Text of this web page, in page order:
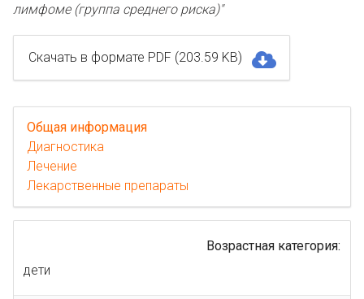
лимфоме (группа среднего риска)"
Скачать в формате PDF (203.59 KB)
Общая информация
Диагностика
Лечение
Лекарственные препараты
Возрастная категория:
дети